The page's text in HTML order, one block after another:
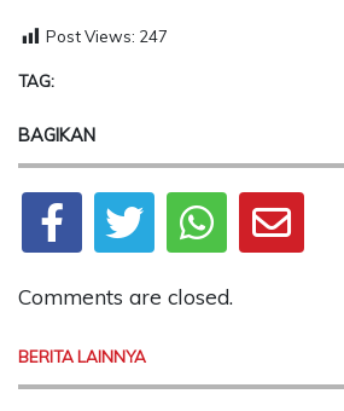
Post Views: 247
TAG:
BAGIKAN
Comments are closed.
BERITA LAINNYA